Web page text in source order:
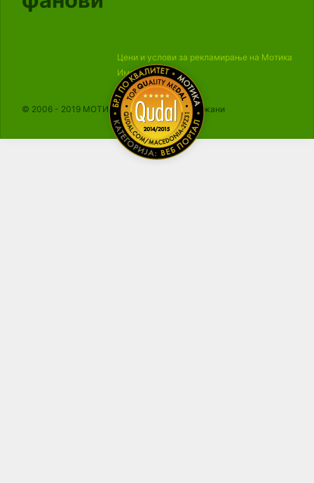
Цени и услови за рекламирање на Мотика
Импресум
© 2006 - 2019 МОТИКА, Сите права се задржани